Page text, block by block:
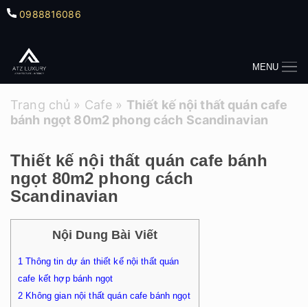
0988816086
MENU
Trang chủ » Cafe » Thiết kế nội thất quán cafe
bánh ngọt 80m2 phong cách Scandinavian
Thiết kế nội thất quán cafe bánh
ngọt 80m2 phong cách
Scandinavian
Nội Dung Bài Viết
1 Thông tin dự án thiết kế nội thất quán
cafe kết hợp bánh ngọt
2 Không gian nội thất quán cafe bánh ngọt